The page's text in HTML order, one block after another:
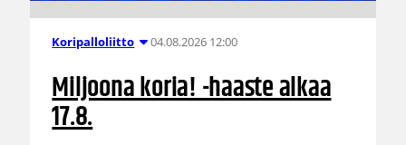
Koripalloliitto 04.08.2026 12:00
Miljoona koria! -haaste alkaa
17.8.